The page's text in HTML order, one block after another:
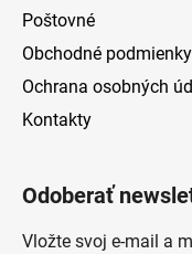
Poštovné
Obchodné podmienky
Ochrana osobných
Kontakty
Odoberať
Vložte svoj e-mail a